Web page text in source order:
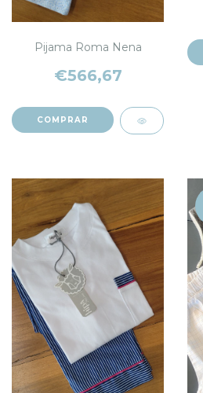
Pijama Roma Nena
€566,67
COMPRAR